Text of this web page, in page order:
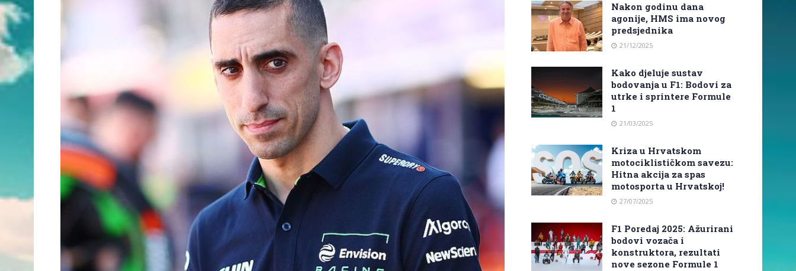
Nakon godinu dana
agonije, HMS ima novog
predsjednika
21/12/2025
Kako djeluje sustav
bodovanja u F1: Bodovi za
utrke i sprintere Formule
1
21/03/2025
Kriza u Hrvatskom
motociklističkom savezu:
Hitna akcija za spas
motosporta u Hrvatskoj!
27/07/2025
F1 Poredaj 2025: Ažurirani
bodovi vozača i
konstruktora, rezultati
nove sezone Formule 1